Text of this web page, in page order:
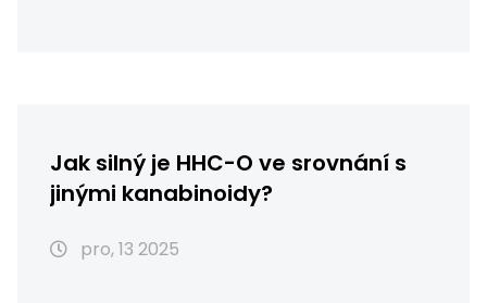
Jak silný je HHC-O ve srovnání s
jinými kanabinoidy?
pro, 13 2025